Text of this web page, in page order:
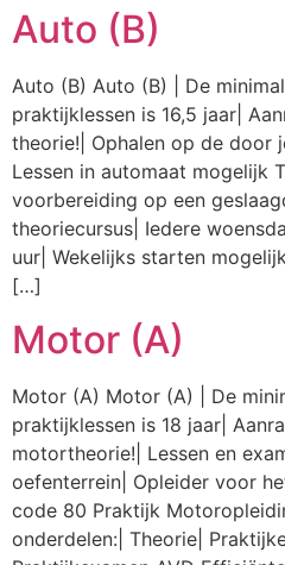
Auto (B)
Auto (B) Auto (B) | De
praktijklessen is 16,5 jaar|
theorie!| Ophalen op de door
Lessen in automaat mogelijk
voorbereiding op een
theoriecursus| Iedere
uur| Wekelijks starten
[…]
Motor (A)
Motor (A) Motor (A) | De
praktijklessen is 18 jaar|
motortheorie!| Lessen en
oefenterrein| Opleider voor
code 80 Praktijk
onderdelen:| Theorie|